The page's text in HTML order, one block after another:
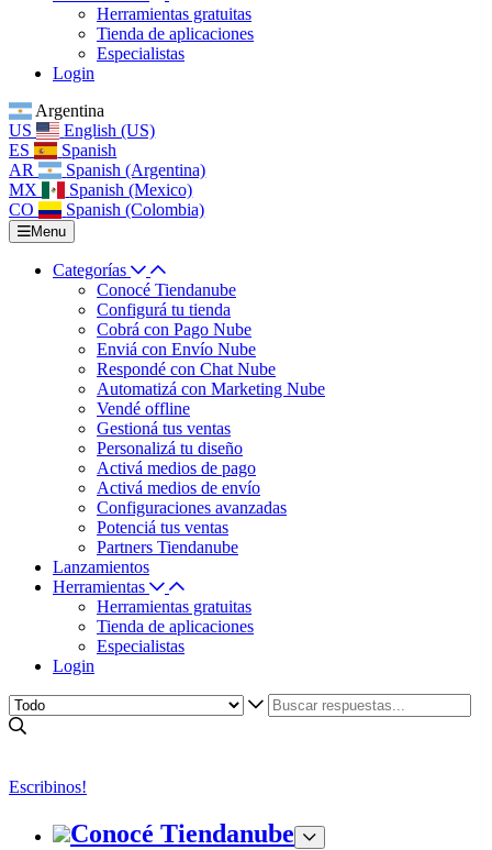
Herramientas gratuitas
Tienda de aplicaciones
Especialistas
Login
Argentina
US
English (US)
ES
Spanish
AR
Spanish (Argentina)
MX
Spanish (Mexico)
CO
Spanish (Colombia)
Menu
Categorías
Conocé Tiendanube
Configurá tu tienda
Cobrá con Pago Nube
Enviá con Envío Nube
Respondé con Chat Nube
Automatizá con Marketing Nube
Vendé offline
Gestioná tus ventas
Personalizá tu diseño
Activá medios de pago
Activá medios de envío
Configuraciones avanzadas
Potenciá tus ventas
Partners Tiendanube
Lanzamientos
Herramientas
Herramientas gratuitas
Tienda de aplicaciones
Especialistas
Login
Escribinos!
Conocé Tiendanube